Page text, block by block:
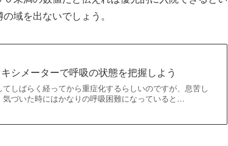
域を出ないでしょう。
シメーターで呼吸の状態を把握しよう
しばらく経ってから重症化するらしいのですが、息苦し
づいた時にはかなりの呼吸困難になっていると…